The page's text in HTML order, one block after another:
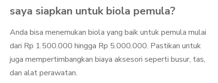
saya siapkan untuk biola pemula?
Anda bisa menemukan biola yang baik untuk pemula mulai
dari Rp 1.500.000 hingga Rp 5.000.000. Pastikan untuk
juga mempertimbangkan biaya aksesori seperti busur, tas,
dan alat perawatan.